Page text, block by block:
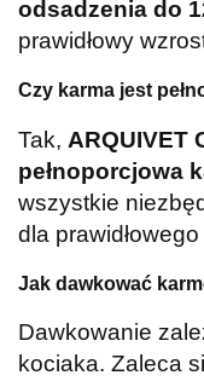
odsadzenia do
prawidłowy
Czy karma jest
Tak, ARQUIVET
pełnoporcjowa
wszystkie
dla
Jak dawkować
Dawkowanie
kociaka. Zaleca